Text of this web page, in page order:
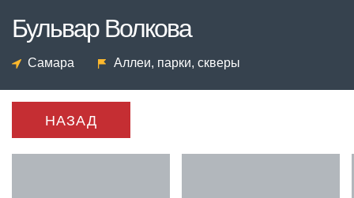
Бульвар Волкова
Самара Аллеи, парки, скверы
НАЗАД